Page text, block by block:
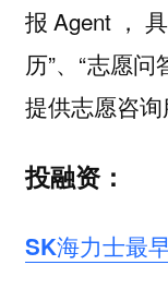
报Agent，
历”、“志愿
提供志愿咨询
投融资：
SK海力士最